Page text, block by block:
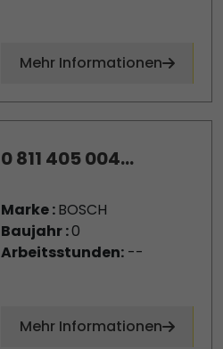
Mehr Informationen
0 811 405 004...
Marke :BOSCH
Baujahr :0
Arbeitsstunden:--
Mehr Informationen